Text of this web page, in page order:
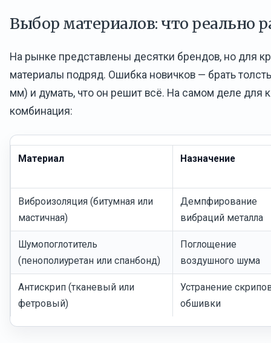
Выбор материалов: что реально
На рынке представлены десятки брендов, но для
материалы подряд. Ошибка новичков — брать
мм) и думать, что он решит всё. На самом деле для
комбинация:
Материал Назначение
Виброизоляция (битумная или
мастичная)
Демпфирование
вибраций металла
Шумопоглотитель
(пенополиуретан или спанбонд)
Поглощение
воздушного шума
Антискрип (тканевый или
фетровый)
Устранение
обшивки